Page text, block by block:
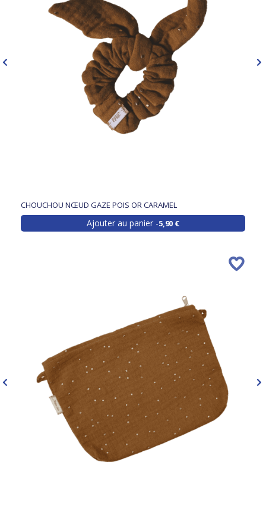
CHOUCHOU NŒUD GAZE POIS OR CARAMEL
Ajouter au panier 5,90 €